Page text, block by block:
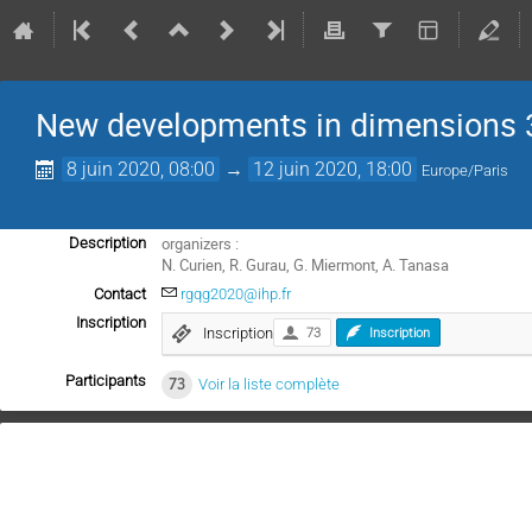
New developments in dimensions
8 juin 2020, 08:00 → 12 juin 2020, 18:00 Europe/Paris
Description
organizers :
N. Curien, R. Gurau, G. Miermont, A. Tanasa
Contact
rgqg2020@ihp.fr
Inscription
Inscription 73 Inscription
Participants 73 Voir la liste complète